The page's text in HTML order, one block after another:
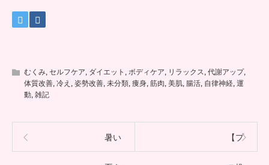
むくみ, セルフケア, ダイエット , ボディケア, リラックス, 代謝アップ,
体質改善, 冷え , 姿勢改善, 未分類, 痩身, 筋肉, 美肌, 腸活, 自律神経, 運
動, 雑記
暑い 【プ